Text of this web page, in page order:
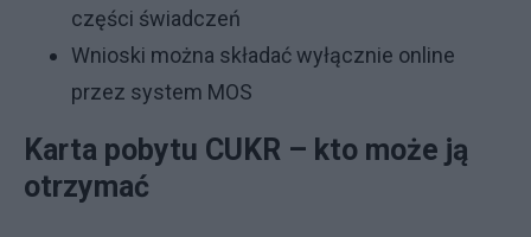
części świadczeń
Wnioski można składać wyłącznie online
przez system MOS
Karta pobytu CUKR – kto może ją
otrzymać